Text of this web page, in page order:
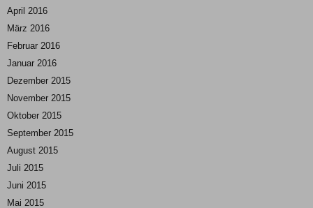
April 2016
März 2016
Februar 2016
Januar 2016
Dezember 2015
November 2015
Oktober 2015
September 2015
August 2015
Juli 2015
Juni 2015
Mai 2015